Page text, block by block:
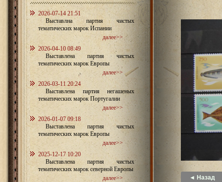
2026-07-14 21:51
Выставлна партия чистых
тематических марок Испании
далее>>
2026-04-10 08:49
Выставлена партия чистых
тематических марок Европы
далее>>
2026-03-11 20:24
Выставлена партия негашеных
тематических марок Португалии
далее>>
2026-01-07 09:18
Выставлена партия чистых
тематических марок Европы
далее>>
2025-12-17 10:20
Выставлена партия чистых
тематических марок северной Европы
далее>>
◄ Назад